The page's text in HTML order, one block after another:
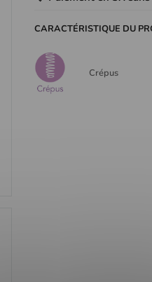
CARACTÉRISTIQUE DU
Crépus